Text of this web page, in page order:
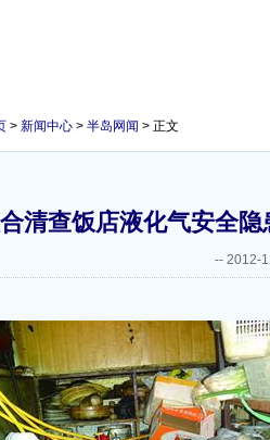
> 新闻中心 > 半岛网闻 > 正文
清查饭店液化气安全隐
-- 2012-